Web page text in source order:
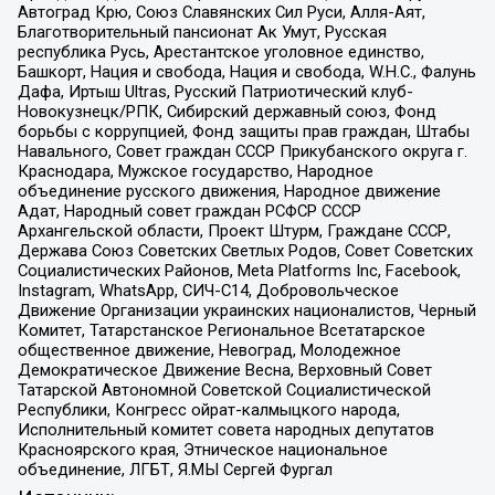
Автоград Крю, Союз Славянских Сил Руси, Алля-Аят,
Благотворительный пансионат Ак Умут, Русская
республика Русь, Арестантское уголовное единство,
Башкорт, Нация и свобода, Нация и свобода, W.H.С., Фалунь
Дафа, Иртыш Ultras, Русский Патриотический клуб-
Новокузнецк/РПК, Сибирский державный союз, Фонд
борьбы с коррупцией, Фонд защиты прав граждан, Штабы
Навального, Совет граждан СССР Прикубанского округа г.
Краснодара, Мужское государство, Народное
объединение русского движения, Народное движение
Адат, Народный совет граждан РСФСР СССР
Архангельской области, Проект Штурм, Граждане СССР,
Держава Союз Советских Светлых Родов, Совет Советских
Социалистических Районов, Meta Platforms Inc, Facebook,
Instagram, WhatsApp, СИЧ-С14, Добровольческое
Движение Организации украинских националистов, Черный
Комитет, Татарстанское Региональное Всетатарское
общественное движение, Невоград, Молодежное
Демократическое Движение Весна, Верховный Совет
Татарской Автономной Советской Социалистической
Республики, Конгресс ойрат-калмыцкого народа,
Исполнительный комитет совета народных депутатов
Красноярского края, Этническое национальное
объединение, ЛГБТ, Я.МЫ Сергей Фургал